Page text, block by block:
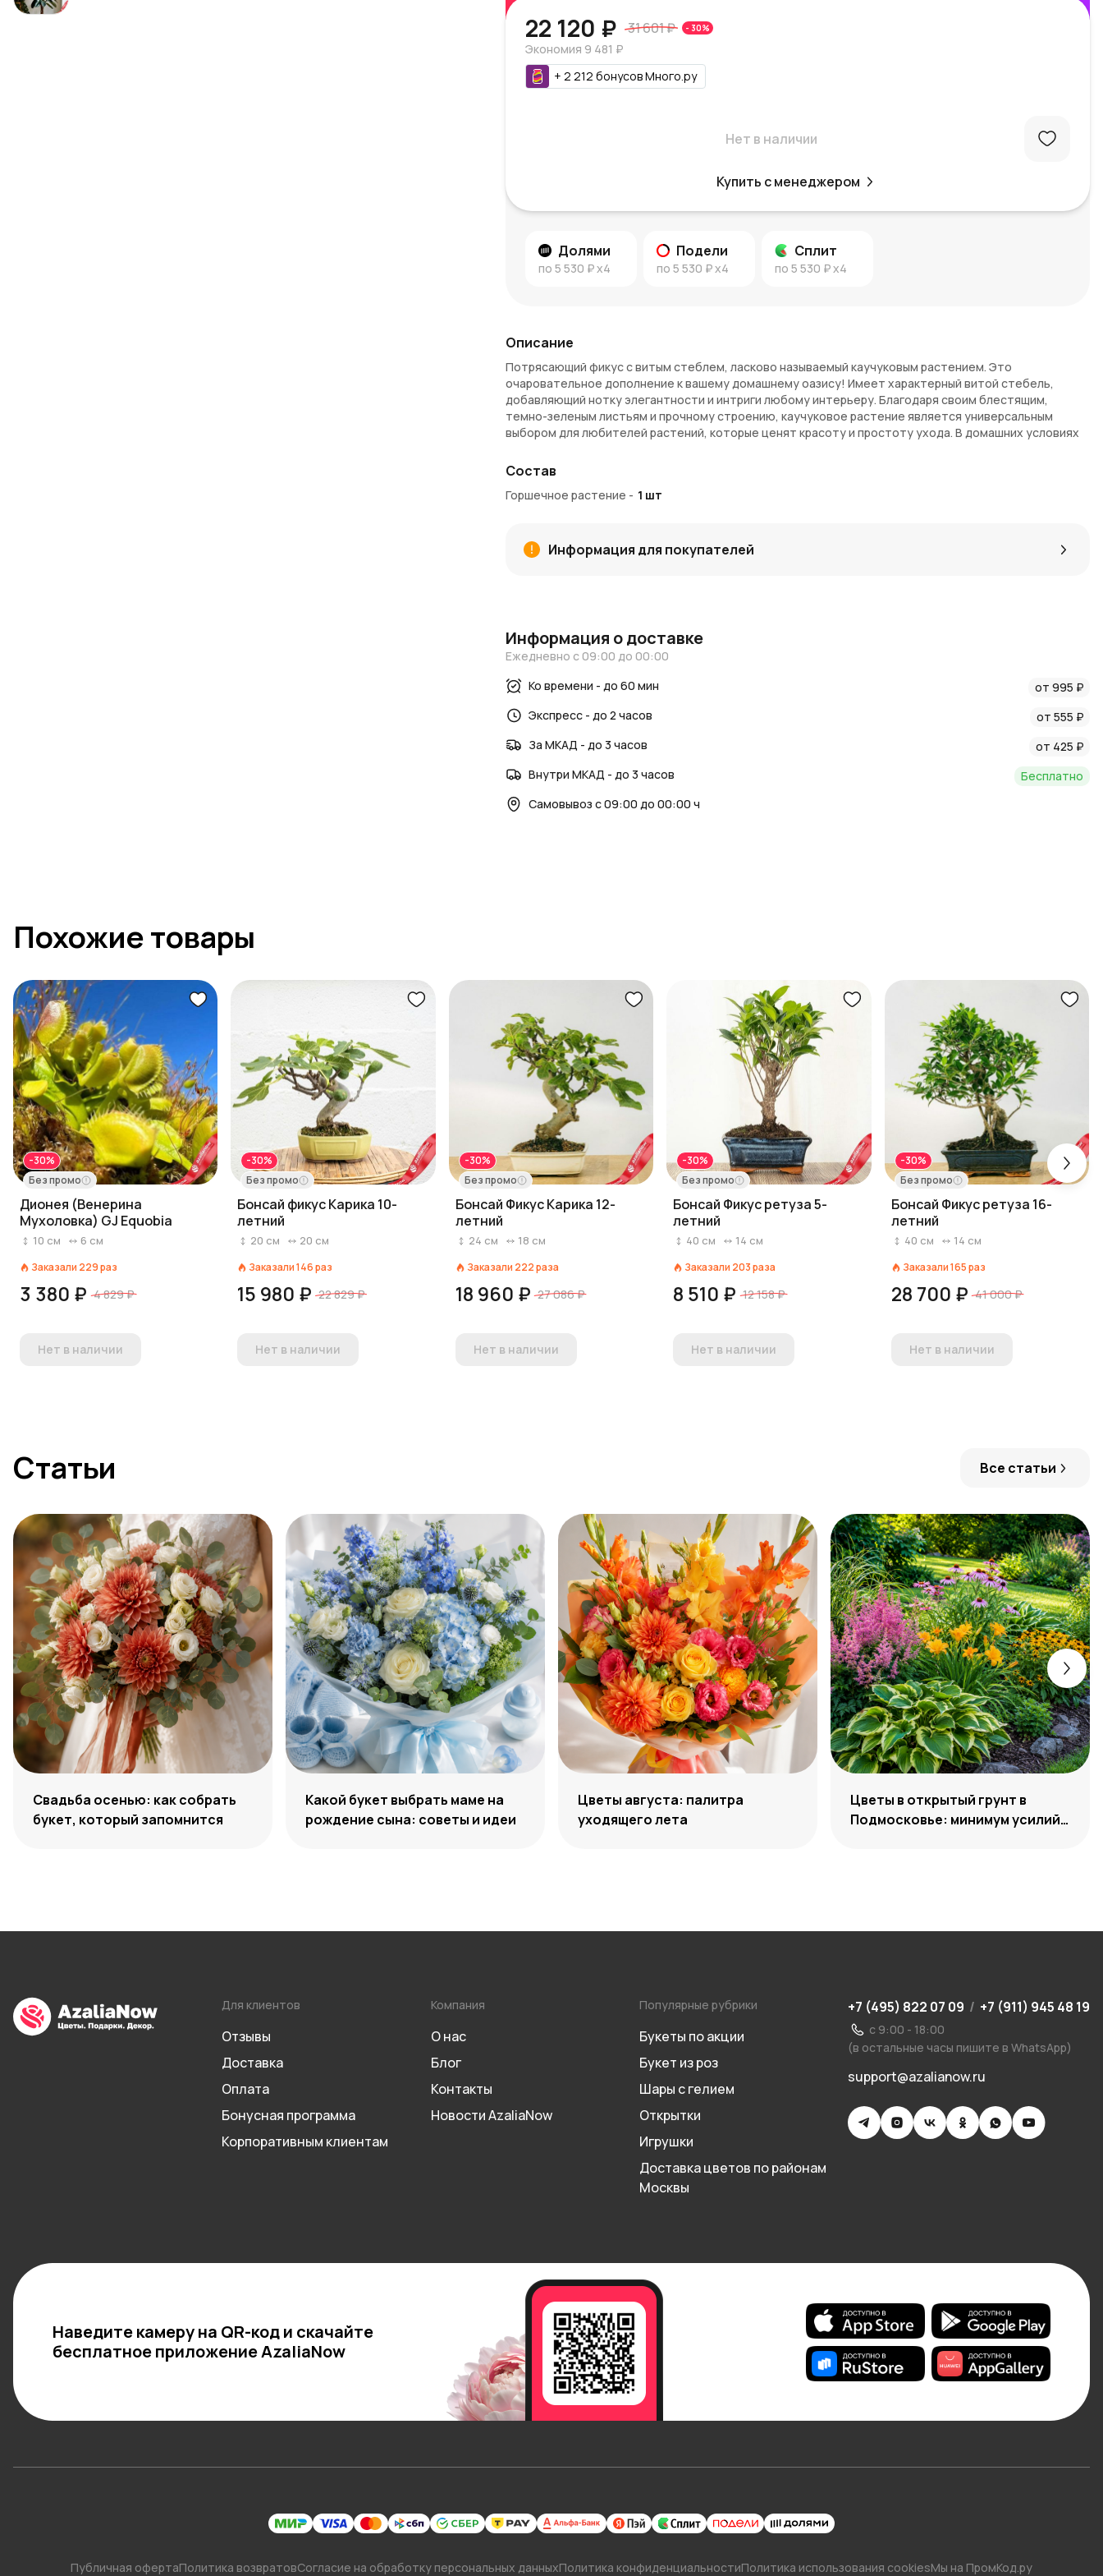
22 120 ₽ 31 601 ₽ - 30%
Экономия 9 481 ₽
+ 2 212 бонусовМного.ру
Нет в наличии
Купить с менеджером
Долями
по 5 530 ₽x4
Подели
по 5 530 ₽x4
Сплит
по 5 530 ₽x4
Описание
Потрясающий фикус с витым стеблем, ласково называемый каучуковым растением. Это
очаровательное дополнение к вашему домашнему оазису! Имеет характерный витой стебель,
добавляющий нотку элегантности и интриги любому интерьеру. Благодаря своим блестящим,
темно-зеленым листьям и прочному строению, каучуковое растение является универсальным
выбором для любителей растений, которые ценят красоту и простоту ухода. В домашних условиях
лучами и редкий полив, только, когда грунт высохнет. Подкармливать можно весной и летом.
Внимание! Растение токсично для кошек и собак. Размер - Ш27 см х В110 см.
может потребоваться до 2-х недель. В комплект поставки входят растение, земля и
транспортировочное кашпо. Каждый экземпляр - живой уникальный организм, поэтому он всегда
Состав
Горшечное растение - 1 шт
Информация для покупателей
Информация о доставке
Ежедневно с 09:00 до 00:00
Ко времени - до 60 мин
от 995 ₽
Экспресс - до 2 часов
от 555 ₽
За МКАД - до 3 часов
от 425 ₽
Внутри МКАД - до 3 часов
Бесплатно
Самовывоз с 09:00 до 00:00 ч
Похожие товары
-30%
Без промо
Дионея (Венерина
Мухоловка) GJ Equobia
10 см 6 см
Заказали 229раз
3 380 ₽ 4 829 ₽
Нет в наличии
-30%
Без промо
Бонсай фикус Карика 10-
летний
20 см 20 см
Заказали146раз
15 980 ₽ 22 829 ₽
Нет в наличии
-30%
Без промо
Бонсай Фикус Карика 12-
летний
24 см 18 см
Заказали 222раза
18 960 ₽ 27 086 ₽
Нет в наличии
-30%
Без промо
Бонсай Фикус ретуза 5-
летний
40 см 14 см
Заказали 203раза
8 510 ₽ 12 158 ₽
Нет в наличии
-30%
Без промо
Бонсай Фикус ретуза 16-
летний
40 см 14 см
Заказали165раз
28 700 ₽ 41 000 ₽
Нет в наличии
Статьи Все статьи
Свадьба осенью: как собрать
букет, который запомнится
Какой букет выбрать маме на
рождение сына: советы и идеи
Цветы августа: палитра
уходящего лета
Цветы в открытый грунт в
Подмосковье: минимум усилий,
Для клиентов
Отзывы
Доставка
Оплата
Бонусная программа
Корпоративным клиентам
Компания
О нас
Блог
Контакты
Новости AzaliaNow
Популярные рубрики
Букеты по акции
Букет из роз
Шары с гелием
Открытки
Игрушки
Доставка цветов по районам
Москвы
+7 (495) 822 07 09 / +7 (911) 945 48 19
с 9:00 - 18:00
(в остальные часы пишите в WhatsApp)
support@azalianow.ru
Наведите камеру на QR-код и скачайте
бесплатное приложение AzaliaNow
Публичная офертаПолитика возвратовСогласие на обработку персональных данныхПолитика конфиденциальностиПолитика использования cookiesМы на ПромКод.ру